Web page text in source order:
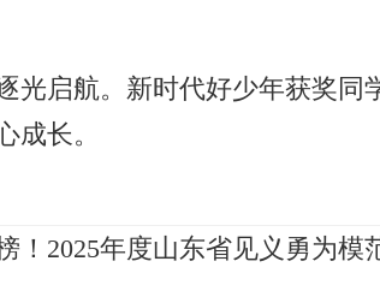
光启航。新时代好少年获奖同
成长。
！2025年度山东省见义勇为模